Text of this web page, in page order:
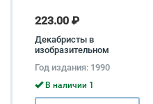
223.00 ₽
Декабристы в
изобразительном
Принцева
Год издания: 1990
В наличии 1